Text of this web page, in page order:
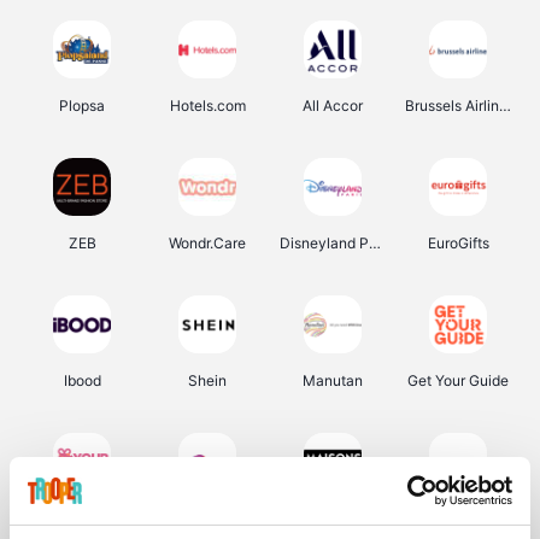
Plopsa Hotels.com All Accor Brussels Airlines
ZEB Wondr.Care Disneyland Paris EuroGifts
Ibood Shein Manutan Get Your Guide